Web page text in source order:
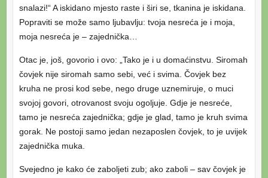
snalazi!“ A iskidano mjesto raste i širi se, tkanina je iskidana.
Popraviti se može samo ljubavlju: tvoja nesreća je i moja,
moja nesreća je – zajednička…
Otac je, još, govorio i ovo: „Tako je i u domaćinstvu. Siromah
čovjek nije siromah samo sebi, već i svima. Čovjek bez
kruha ne prosi kod sebe, nego druge uznemiruje, o muci
svojoj govori, otrovanost svoju ogoljuje. Gdje je nesreće,
tamo je nesreća zajednička; gdje je glad, tamo je kruh svima
gorak. Ne postoji samo jedan nezaposlen čovjek, to je uvijek
zajednička muka.
Svejedno je kako će zaboljeti zub; ako zaboli – sav čovjek je